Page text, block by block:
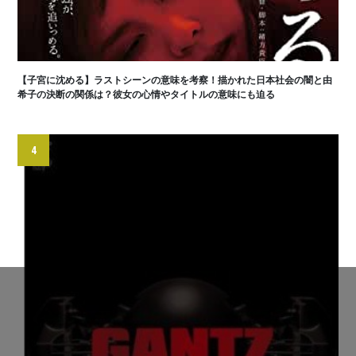
【子宮に沈める】ラストシーンの意味を考察！描かれた日本社会の闇と由
希子の決断の関係は？彼女の心情やタイトルの意味にも迫る
4